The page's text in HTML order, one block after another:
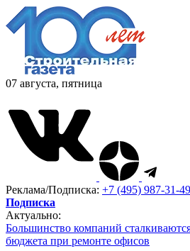
07 августа, пятница
Реклама/Подписка: +7 (495) 987-31-49
Подписка
Актуально:
Большинство компаний
бюджета при ремонте офисов